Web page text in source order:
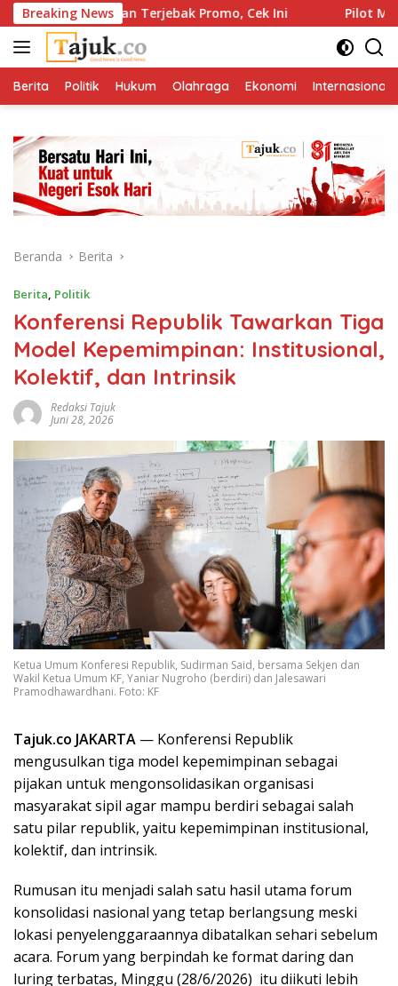
Langsung
ke
konten
Breaking News
Jangan Terjebak Promo, Cek Ini Pilot Malaysia
Berita Politik Hukum Olahraga Ekonomi Internasional
Beranda Berita
Berita, Politik
Konferensi Republik Tawarkan Tiga
Model Kepemimpinan: Institusional,
Kolektif, dan Intrinsik
Redaksi Tajuk
Juni 28, 2026
Ketua Umum Konferesi Republik, Sudirman Said, bersama Sekjen dan
Wakil Ketua Umum KF, Yaniar Nugroho (berdiri) dan Jalesawari
Pramodhawardhani. Foto: KF
Tajuk.co JAKARTA — Konferensi Republik
mengusulkan tiga model kepemimpinan sebagai
pijakan untuk mengonsolidasikan organisasi
masyarakat sipil agar mampu berdiri sebagai salah
satu pilar republik, yaitu kepemimpinan institusional,
kolektif, dan intrinsik.
Rumusan itu menjadi salah satu hasil utama forum
konsolidasi nasional yang tetap berlangsung meski
lokasi penyelenggaraannya dibatalkan sehari sebelum
acara. Forum yang berpindah ke format daring dan
luring terbatas, Minggu (28/6/2026) itu diikuti lebih